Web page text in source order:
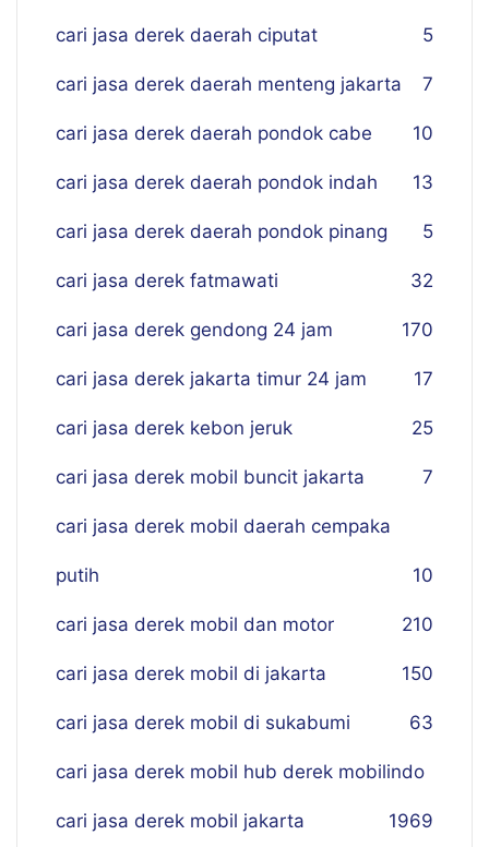
cari jasa derek daerah ciputat 5
cari jasa derek daerah menteng jakarta 7
cari jasa derek daerah pondok cabe 10
cari jasa derek daerah pondok indah 13
cari jasa derek daerah pondok pinang 5
cari jasa derek fatmawati 32
cari jasa derek gendong 24 jam 170
cari jasa derek jakarta timur 24 jam 17
cari jasa derek kebon jeruk 25
cari jasa derek mobil buncit jakarta 7
cari jasa derek mobil daerah cempaka
putih 10
cari jasa derek mobil dan motor 210
cari jasa derek mobil di jakarta 150
cari jasa derek mobil di sukabumi 63
cari jasa derek mobil hub derek mobilindo
69
cari jasa derek mobil jakarta 19